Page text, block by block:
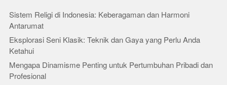
Sistem Religi di Indonesia: Keberagaman dan Harmoni
Antarumat
Eksplorasi Seni Klasik: Teknik dan Gaya yang Perlu Anda
Ketahui
Mengapa Dinamisme Penting untuk Pertumbuhan Pribadi dan
Profesional